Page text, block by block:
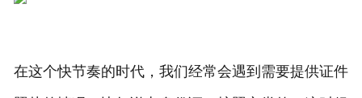
在这个快节奏的时代，我们经常会遇到需要提供证件